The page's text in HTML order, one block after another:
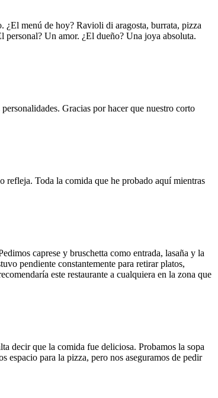
¿El menú de hoy? Ravioli di aragosta, burrata, pizza
personal? Un amor. ¿El dueño? Una joya absoluta.
Gracias por hacer que nuestro corto
refleja. Toda la comida que he probado aquí mientras
caprese y bruschetta como entrada, lasaña y la
pendiente constantemente para retirar platos,
este restaurante a cualquiera en la zona que
decir que la comida fue deliciosa. Probamos la sopa
espacio para la pizza, pero nos aseguramos de pedir